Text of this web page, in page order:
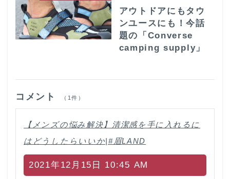
アウトドアにもタウ
ンユースにも！今話
題の「Converse
camping supply」
コメント （1件）
【メンズの悩み解決】清潔感を手に入れるに
はどうしたらいいか|#眉LAND
2021年12月15日 10:45 AM